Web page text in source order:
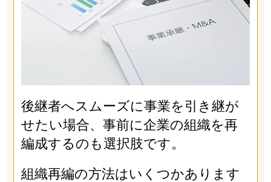
後継者へスムーズに事業を引き継が
せたい場合、事前に企業の組織を再
編成するのも選択肢です。
組織再編の方法はいくつかあります